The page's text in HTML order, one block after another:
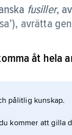
fusiller, av
avrätta
om artikeln
åt hela
pålitlig kunskap.
kommer att gilla